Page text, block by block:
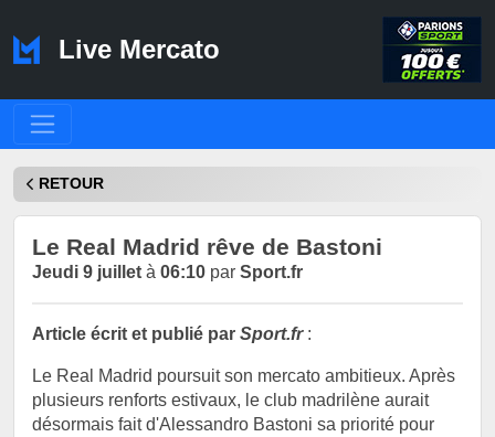
Live Mercato
RETOUR
Le Real Madrid rêve de Bastoni
Jeudi 9 juillet à 06:10 par Sport.fr
Article écrit et publié par Sport.fr:
Le Real Madrid poursuit son mercato ambitieux. Après
plusieurs renforts estivaux, le club madrilène aurait
désormais fait d'Alessandro Bastoni sa priorité pour